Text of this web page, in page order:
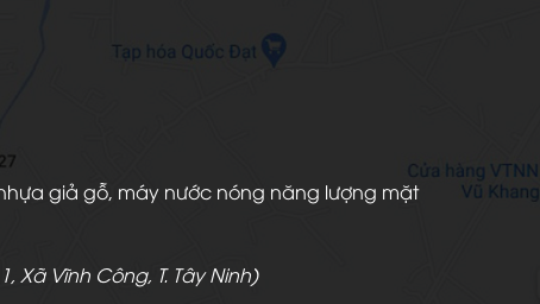
giả gỗ, máy nước nóng năng lượng mặt
Xã Vĩnh Công, T. Tây Ninh)